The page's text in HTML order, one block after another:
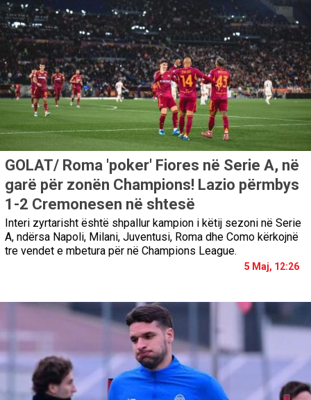
GOLAT/ Roma 'poker' Fiores në Serie A, në
garë për zonën Champions! Lazio përmbys
1-2 Cremonesen në shtesë
Interi zyrtarisht është shpallur kampion i këtij sezoni në Serie
A, ndërsa Napoli, Milani, Juventusi, Roma dhe Como kërkojnë
tre vendet e mbetura për në Champions League.
5 Maj, 12:26